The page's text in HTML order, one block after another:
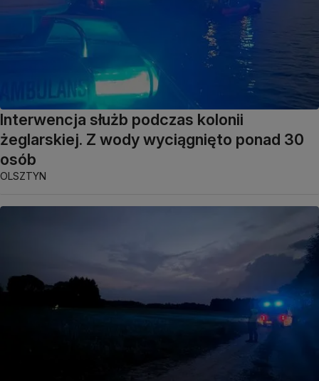
Interwencja służb podczas kolonii
żeglarskiej. Z wody wyciągnięto ponad 30
osób
OLSZTYN